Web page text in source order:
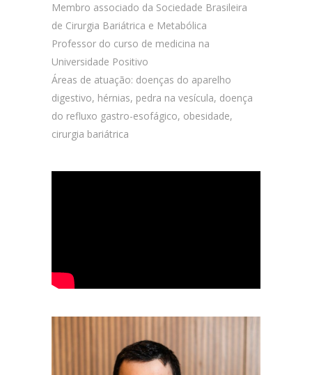
Membro associado da Sociedade Brasileira
de Cirurgia Bariátrica e Metabólica
Professor do curso de medicina na
Universidade Positivo
Áreas de atuação: doenças do aparelho
digestivo, hérnias, pedra na vesícula, doença
do refluxo gastro-esofágico, obesidade,
cirurgia bariátrica